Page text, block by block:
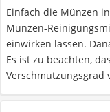
Einfach die Münzen
Münzen-
einwirken lassen.
Es ist zu beachten,
Verschmutzungsgrad